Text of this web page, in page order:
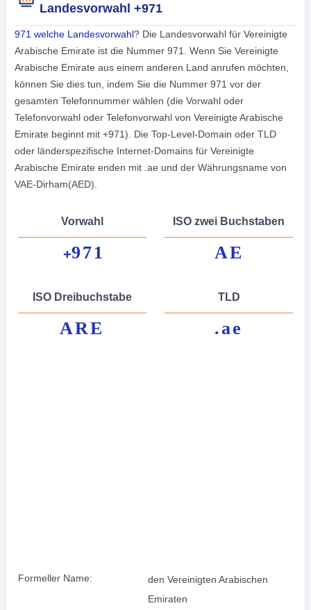
Landesvorwahl +971
971 welche Landesvorwahl? Die Landesvorwahl für Vereinigte
Arabische Emirate ist die Nummer 971. Wenn Sie Vereinigte
Arabische Emirate aus einem anderen Land anrufen möchten,
können Sie dies tun, indem Sie die Nummer 971 vor der
gesamten Telefonnummer wählen (die Vorwahl oder
Telefonvorwahl oder Telefonvorwahl von Vereinigte Arabische
Emirate beginnt mit +971). Die Top-Level-Domain oder TLD
oder länderspezifische Internet-Domains für Vereinigte
Arabische Emirate enden mit .ae und der Währungsname von
VAE-Dirham(AED).
Vorwahl
+971
ISO zwei Buchstaben
AE
ISO Dreibuchstabe
ARE
TLD
.ae
Formeller Name:
den Vereinigten Arabischen
Emiraten